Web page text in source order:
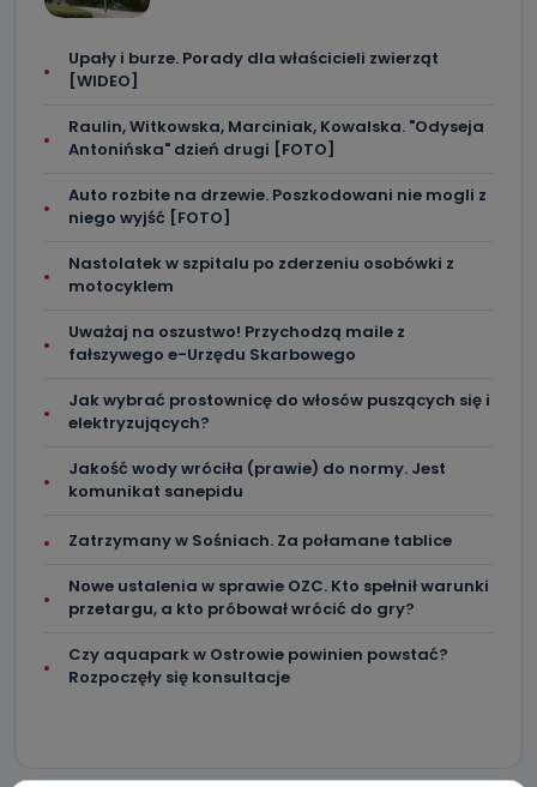
Upały i burze. Porady dla właścicieli zwierząt
[WIDEO]
Raulin, Witkowska, Marciniak, Kowalska. "Odyseja
Antonińska" dzień drugi [FOTO]
Auto rozbite na drzewie. Poszkodowani nie mogli z
niego wyjść [FOTO]
Nastolatek w szpitalu po zderzeniu osobówki z
motocyklem
Uważaj na oszustwo! Przychodzą maile z
fałszywego e-Urzędu Skarbowego
Jak wybrać prostownicę do włosów puszących się i
elektryzujących?
Jakość wody wróciła (prawie) do normy. Jest
komunikat sanepidu
Zatrzymany w Sośniach. Za połamane tablice
Nowe ustalenia w sprawie OZC. Kto spełnił warunki
przetargu, a kto próbował wrócić do gry?
Czy aquapark w Ostrowie powinien powstać?
Rozpoczęły się konsultacje